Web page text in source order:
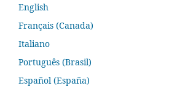
English
Français (Canada)
Italiano
Português (Brasil)
Español (España)